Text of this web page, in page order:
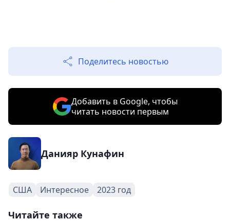
Поделитесь новостью
Добавить в Google, чтобы
читать новости первым
Данияр Кунафин
США Интересное 2023 год
Читайте также